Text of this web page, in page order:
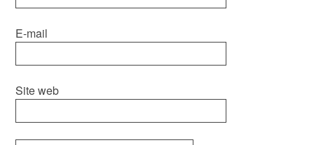
E-mail
Site web